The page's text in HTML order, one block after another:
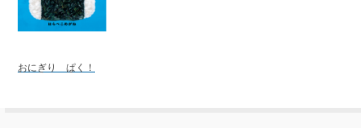
おにぎり ぱく！